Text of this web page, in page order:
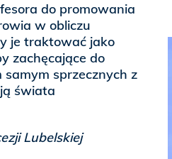
do promowania
w obliczu
je traktować jako
zachęcające do
sprzecznych z
świata
Lubelskiej